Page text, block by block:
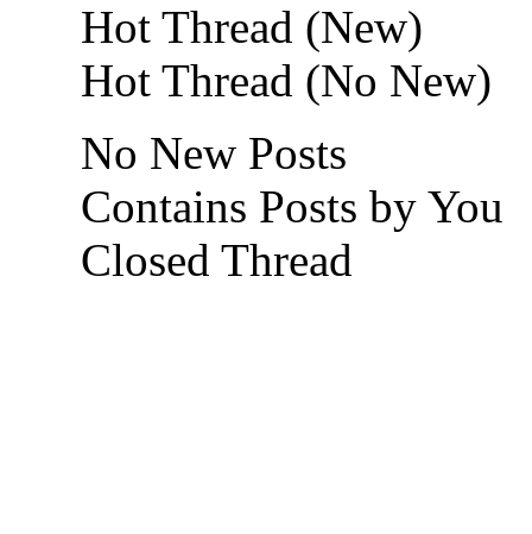
Hot Thread (New)
Hot Thread (No New)
No New Posts
Contains Posts by You
Closed Thread